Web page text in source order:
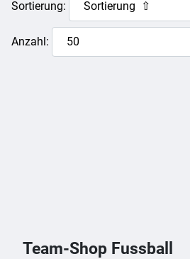
Sortierung:
Anzahl:
Team-Shop Fussball